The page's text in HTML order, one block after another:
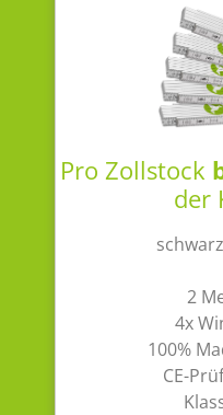
Pro Zollstock
der
2
4x
100%
CE-